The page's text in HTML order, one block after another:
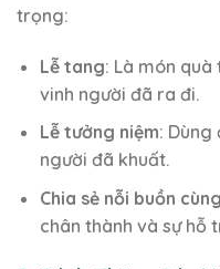
trọng:
Lễ tang: Là món
vinh người đã ra đi.
Lễ tưởng niệm: Dùng
người đã khuất.
Chia sẻ nỗi buồn
chân thành và sự hỗ